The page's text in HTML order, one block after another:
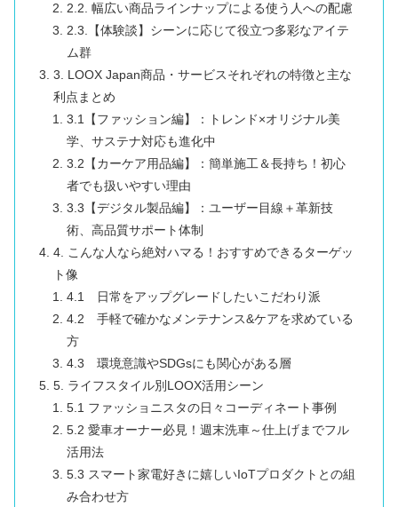
2.2. 幅広い商品ラインナップによる使う人への配慮
2.3.【体験談】シーンに応じて役立つ多彩なアイテ
ム群
3. LOOX Japan商品・サービスそれぞれの特徴と主な
利点まとめ
3.1【ファッション編】：トレンド×オリジナル美
学、サステナ対応も進化中
3.2【カーケア用品編】：簡単施工＆長持ち！初心
者でも扱いやすい理由
3.3【デジタル製品編】：ユーザー目線＋革新技
術、高品質サポート体制
4. こんな人なら絶対ハマる！おすすめできるターゲッ
ト像
4.1 日常をアップグレードしたいこだわり派
4.2 手軽で確かなメンテナンス&ケアを求めている
方
4.3 環境意識やSDGsにも関心がある層
5. ライフスタイル別LOOX活用シーン
5.1 ファッショニスタの日々コーディネート事例
5.2 愛車オーナー必見！週末洗車～仕上げまでフル
活用法
5.3 スマート家電好きに嬉しいIoTプロダクトとの組
み合わせ方